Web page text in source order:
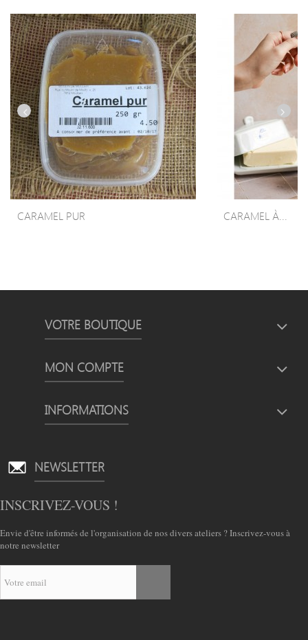
CARAMEL PUR CARAMEL À...
VOTRE BOUTIQUE
MON COMPTE
INFORMATIONS
NEWSLETTER
INSCRIVEZ-VOUS !
Envie d'être informés de l'organisation de nos divers ateliers ? Inscrivez-vous à
notre newsletter